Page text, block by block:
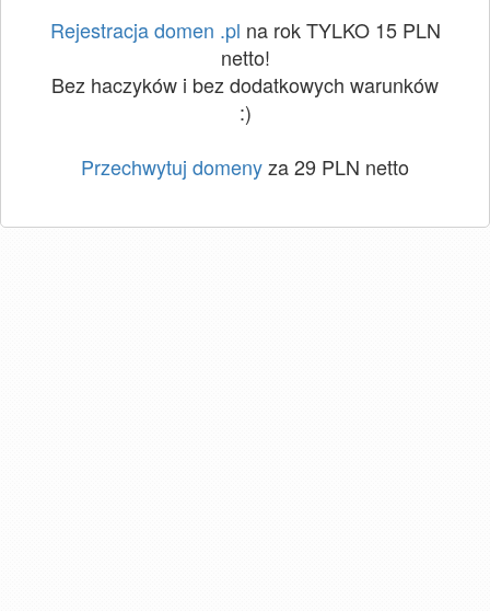
Rejestracja domen .pl na rok TYLKO 15 PLN
netto!
Bez haczyków i bez dodatkowych warunków
:)
Przechwytuj domenyza 29 PLN netto